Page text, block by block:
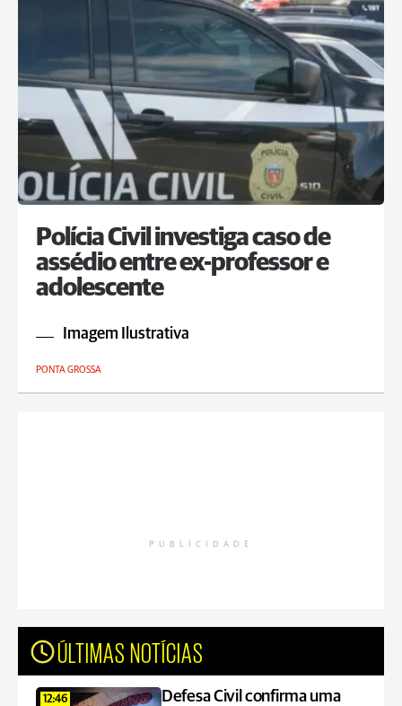
Polícia Civil investiga caso de
assédio entre ex-professor e
adolescente
Imagem Ilustrativa
PONTA GROSSA
PUBLICIDADE
ÚLTIMAS NOTÍCIAS
12:46
Defesa Civil confirma uma